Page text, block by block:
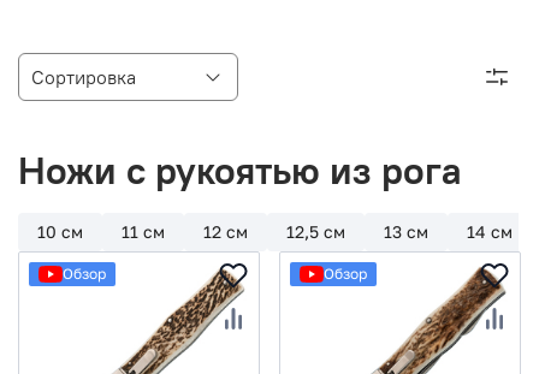
Ножи с рукоятью из рога
10 см 11 см 12 см 12,5 см 13 см 14 см
Обзор Обзор